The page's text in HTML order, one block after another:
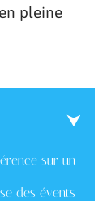
pleine
sur un
des évents